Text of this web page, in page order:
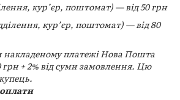
кур’єр, поштомат) — від 50 грн
кур’єр, поштомат) — від 80
накладеному платежі Нова Пошта
грн + 2% від суми замовлення. Цю